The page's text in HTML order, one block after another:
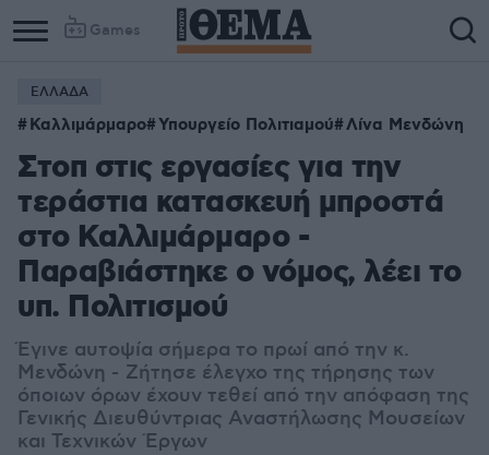
Games
ΕΛΛΑΔΑ
Καλλιμάρμαρο Υπουργείο Πολιτιαμού Λίνα Μενδώνη
Στοπ στις εργασίες για την
τεράστια κατασκευή μπροστά
στο Καλλιμάρμαρο -
Παραβιάστηκε ο νόμος, λέει το
υπ. Πολιτισμού
Έγινε αυτοψία σήμερα το πρωί από την κ.
Μενδώνη - Ζήτησε έλεγχο της τήρησης των
όποιων όρων έχουν τεθεί από την απόφαση της
Γενικής Διευθύντριας Αναστήλωσης Μουσείων
και Τεχνικών Έργων